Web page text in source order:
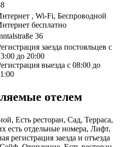
, Wi-Fi, Беспроводной
бесплатно
36
заезда постояльцев с
до 20:00
выезда с 08:00 до
отелем
Есть ресторан, Сад, Терраса,
есть отдельные номера, Лифт,
регистрация заезда и отъезда